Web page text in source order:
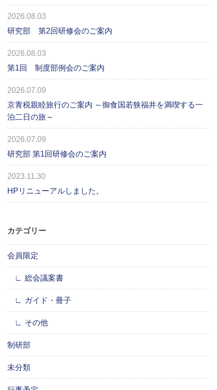
2026.08.03
研究部 第2回研修会のご案内
2026.08.03
第1回 制度部例会のご案内
2026.07.09
京青税親睦旅行のご案内 ～御食国若狭福井を満喫する一
泊二日の旅～
2026.07.09
研究部 第1回研修会のご案内
2023.11.30
HPリニューアルしました。
カテゴリー
会員限定
総会議案書
ガイド・冊子
その他
制研部
未分類